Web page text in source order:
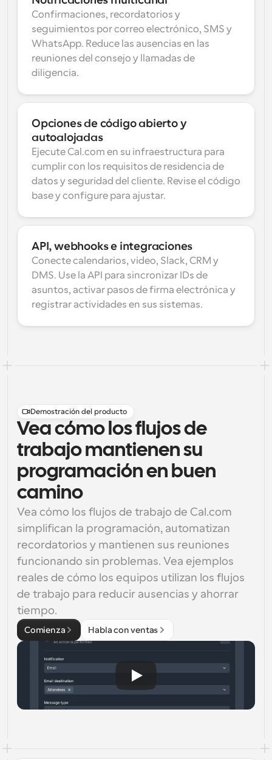
Confirmaciones, recordatorios y
seguimientos por correo electrónico, SMS y
WhatsApp. Reduce las ausencias en las
reuniones del consejo y llamadas de
diligencia.
Opciones de código abierto y
autoalojadas
Ejecute Cal.com en su infraestructura para
cumplir con los requisitos de residencia de
datos y seguridad del cliente. Revise el código
base y configure para ajustar.
API, webhooks e integraciones
Conecte calendarios, video, Slack, CRM y
DMS. Use la API para sincronizar IDs de
asuntos, activar pasos de firma electrónica y
registrar actividades en sus sistemas.
Demostración del producto
Vea cómo los flujos de
trabajo mantienen su
programación en buen
camino
Vea cómo los flujos de trabajo de Cal.com
simplifican la programación, automatizan
recordatorios y mantienen sus reuniones
funcionando sin problemas. Vea ejemplos
reales de cómo los equipos utilizan los flujos
de trabajo para reducir ausencias y ahorrar
tiempo.
Comienza Habla con ventas